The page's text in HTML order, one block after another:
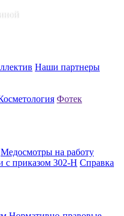
Наши партнеры
Фотек
Медосмотры на работу
с приказом 302-Н Справка